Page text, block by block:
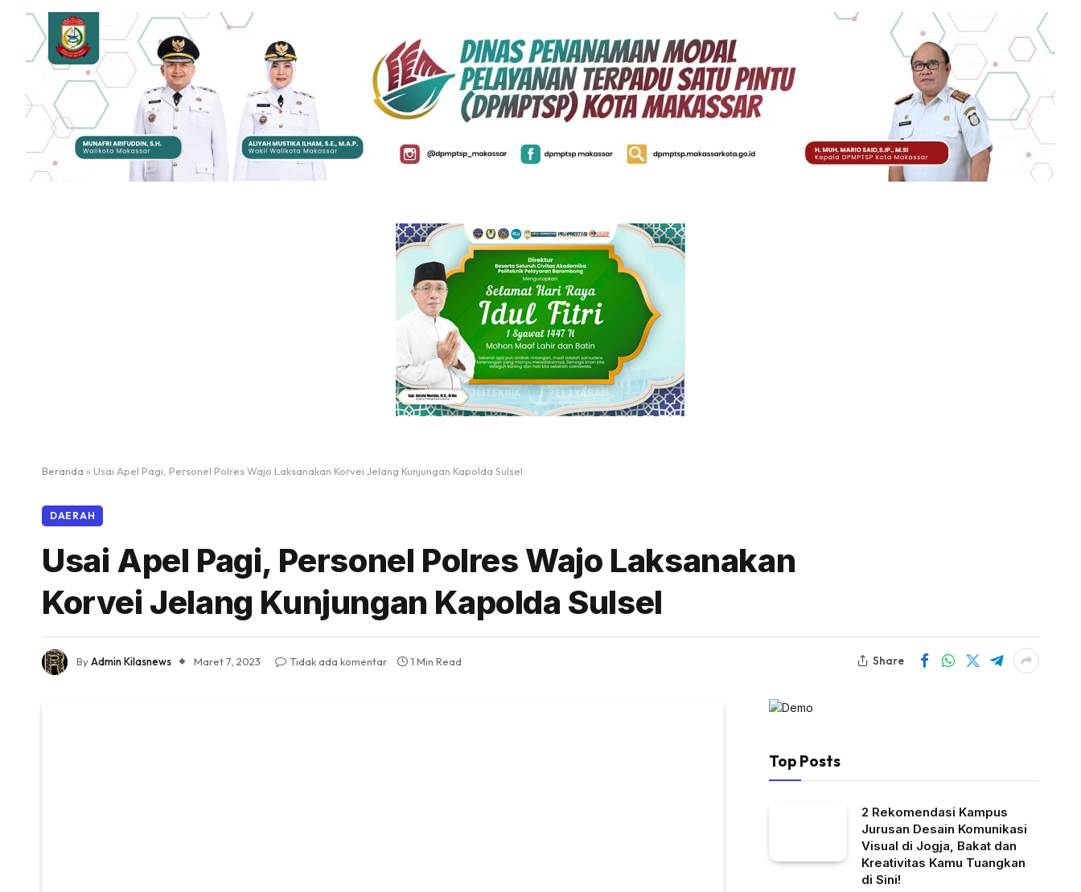
Beranda » Usai Apel Pagi, Personel Polres Wajo Laksanakan Korvei Jelang Kunjungan Kapolda Sulsel
DAERAH
Usai Apel Pagi, Personel Polres Wajo Laksanakan
Korvei Jelang Kunjungan Kapolda Sulsel
ByAdmin Kilasnews Maret 7, 2023 Tidak ada komentar 1 Min Read Share
Top Posts
2 Rekomendasi Kampus
Jurusan Desain Komunikasi
Visual di Jogja, Bakat dan
Kreativitas Kamu Tuangkan
di Sini!